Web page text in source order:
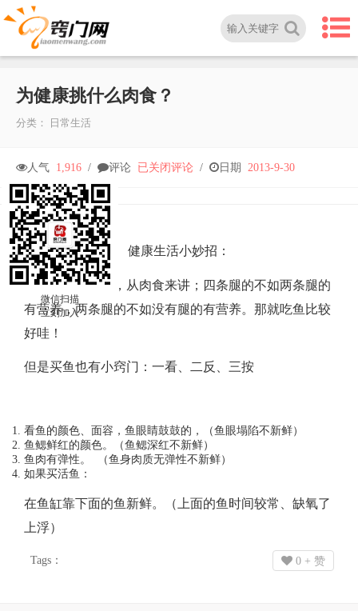
为健康挑什么肉食？
分类： 日常生活
人气 1,916 / 评论 为
康
挑
么
食？
已关闭评论 / 日期 2013-9-30
健康生活小妙招：
首先要讲究营养，从肉食来讲；四条腿的不如两条腿的
有营养，两条腿的不如没有腿的有营养。那就吃鱼比较
好哇！
但是买鱼也有小窍门：一看、二反、三按
看鱼的颜色、面容，鱼眼睛鼓鼓的，（鱼眼塌陷不新鲜）
鱼鳃鲜红的颜色。（鱼鳃深红不新鲜）
鱼肉有弹性。 （鱼身肉质无弹性不新鲜）
如果买活鱼：
在鱼缸靠下面的鱼新鲜。（上面的鱼时间较常、缺氧了
上浮）
Tags： 0 + 赞
微信扫描
立刻加入